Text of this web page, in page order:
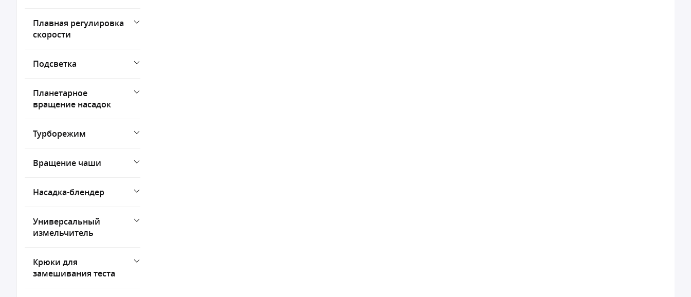
Плавная регулировка
скорости
Подсветка
Планетарное
вращение насадок
Турборежим
Вращение чаши
Насадка-блендер
Универсальный
измельчитель
Крюки для
замешивания теста